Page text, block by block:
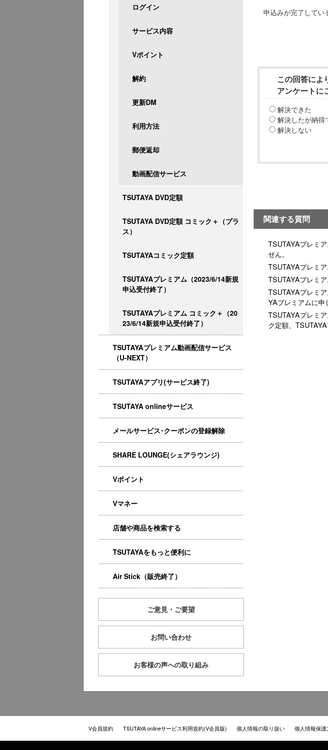
ログイン
サービス内容
Vポイント
解約
更新DM
利用方法
郵便返却
動画配信サービス
TSUTAYA DVD定額
TSUTAYA DVD定額 コミック＋（プラ
ス）
TSUTAYAコミック定額
TSUTAYAプレミアム（2023/6/14新規
申込受付終了）
TSUTAYAプレミアム コミック＋（20
23/6/14新規申込受付終了）
TSUTAYAプレミアム動画配信サービス
（U-NEXT）
TSUTAYAアプリ(サービス終了)
TSUTAYA onlineサービス
メールサービス･クーポンの登録解除
SHARE LOUNGE(シェアラウンジ)
Vポイント
Vマネー
店舗や商品を検索する
TSUTAYAをもっと便利に
Air Stick（販売終了）
ご意見・ご要望
お問い合わせ
お客様の声への取り組み
申込みが完了してい
この回答によ
アンケートに
解決できた
解決したが納得
解決しない
関連する質問
TSUTAYAプレミ
せん。
TSUTAYAプレミ
TSUTAYAプレミ
TSUTAYAプレミ
YAプレミアムに申
TSUTAYAプレミ
ク定額、
V会員規約 TSUTAYA onlineサービス利用規約(V会員版) 個人情報の取り扱い 個人情報保護